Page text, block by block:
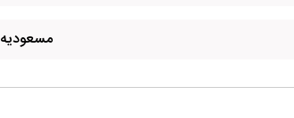
مسعودیه